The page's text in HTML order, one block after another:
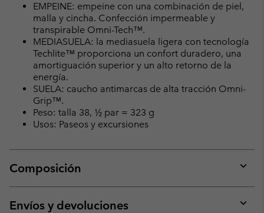
EMPEINE: empeine con una combinación de piel,
malla y cincha. Confección impermeable y
transpirable Omni-Tech™.
MEDIASUELA: la mediasuela ligera con tecnología
Techlite™ proporciona un confort duradero, una
amortiguación superior y un alto retorno de la
energía.
SUELA: caucho antimarcas de alta tracción Omni-
Grip™.
Peso: talla 38, ½ par = 323 g
Usos: Paseos y excursiones
Composición
or
Envíos y devoluciones